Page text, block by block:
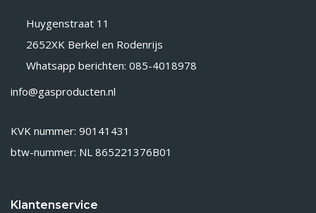
Huygenstraat 11
2652XK Berkel en Rodenrijs
Whatsapp berichten: 085-4018978
info@gasproducten.nl
KVK nummer: 90141431
btw-nummer: NL 865221376B01
Klantenservice